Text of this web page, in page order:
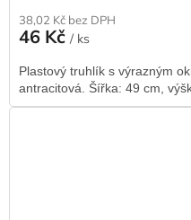
38,02 Kč bez DPH
46 Kč / ks
Plastový truhlík s výrazným
antracitová. Šířka: 49 cm,